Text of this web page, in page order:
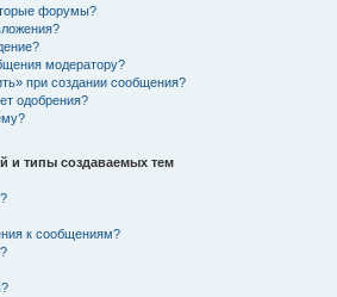
форумы?
модератору?
при создании сообщения?
одобрения?
и типы создаваемых тем
к сообщениям?